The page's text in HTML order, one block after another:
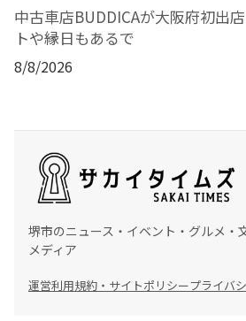
中古車店BUDDICAが大阪府初出
トや縁日もあるで
8/8/2026
堺市のニュース・イベント・グルメ・
メディア
運営利用規約・サイトポリシープライバ